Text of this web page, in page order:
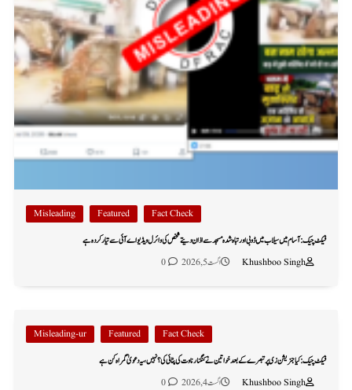
Fact Check
Featured
Misleading
فیکٹ چیک: آسام میں سیلاب میں ڈوبی اور تباہ شدہ مسجد سے اذان دیتے شخص کی وائرل ویڈیو اے آئی سے تیار کردہ ہے
Khushboo Singh
اگست 5, 2026 0
Fact Check
Featured
Misleading-ur
فیکٹ چیک: کیا جنریشن زی پر تبصرے کے بعد خواتین نے کنگنا رناوت کی پٹائی کی؟ نہیں، یہ دعویٰ گمراہ کن ہے
Khushboo Singh
اگست 4, 2026 0